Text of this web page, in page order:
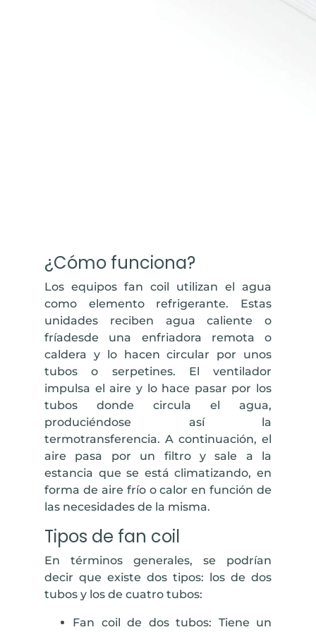
¿Cómo funciona?
Los equipos fan coil utilizan el agua
como elemento refrigerante. Estas
unidades reciben agua caliente o
fríadesde una enfriadora remota o
caldera y lo hacen circular por unos
tubos o serpetines. El ventilador
impulsa el aire y lo hace pasar por los
tubos donde circula el agua,
produciéndose así la
termotransferencia. A continuación, el
aire pasa por un filtro y sale a la
estancia que se está climatizando, en
forma de aire frío o calor en función de
las necesidades de la misma.
Tipos de fan coil
En términos generales, se podrían
decir que existe dos tipos: los de dos
tubos y los de cuatro tubos:
Fan coil de dos tubos: Tiene un